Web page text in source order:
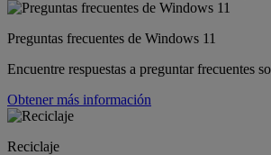
Preguntas frecuentes de Windows 11
Encuentre respuestas a preguntar frecuentes
Obtener más información
Reciclaje